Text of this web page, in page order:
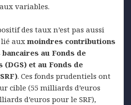
variables.
des taux n’est pas aussi
lié auxmoindres contributions
au Fonds de
et au Fonds de
. Ces fonds prudentiels ont
cible (55 milliards d’euros
d’euros pour le SRF),